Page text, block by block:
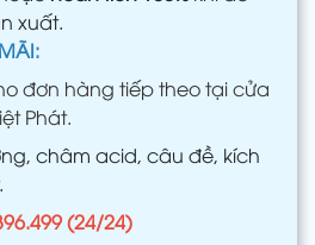
xuất.
đơn hàng tiếp theo tại cửa
Phát.
châm acid, câu đề, kích
(24/24)